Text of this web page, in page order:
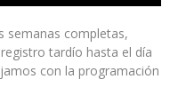
semanas completas,
tardío hasta el día
con la programación